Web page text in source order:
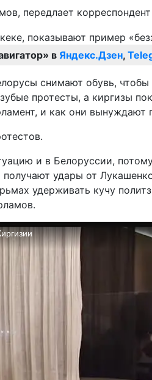
передлает
в Яндекс.Дзен,
снимают обувь,
протесты, а киргизы
и как они вынуждают
и в Белоруссии,
удары от
удерживать кучу